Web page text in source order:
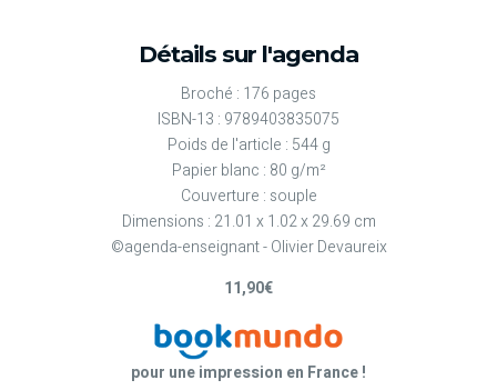
Détails sur l'agenda
Broché : 176 pages
ISBN-13 : 9789403835075
Poids de l'article : 544 g
Papier blanc : 80 g/m²
Couverture : souple
Dimensions : 21.01 x 1.02 x 29.69 cm
©agenda-enseignant - Olivier Devaureix
11,90€
pour une impression en France !